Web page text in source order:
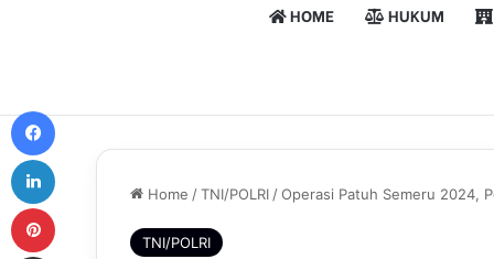
HOME HUKUM
Home /TNI/POLRI /Operasi Patuh Semeru 2024,
TNI/POLRI
Facebook
LinkedIn